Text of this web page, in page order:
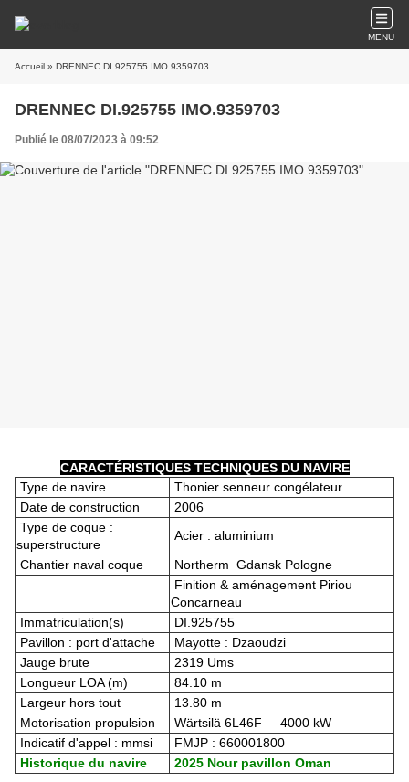
MENU
Accueil » DRENNEC DI.925755 IMO.9359703
DRENNEC DI.925755 IMO.9359703
Publié le 08/07/2023 à 09:52
CARACTÉRISTIQUES TECHNIQUES DU NAVIRE
Type de navire
Thonier senneur congélateur
Date de construction
2006
Type de coque :
superstructure
Acier : aluminium
Chantier naval coque
Northerm Gdansk Pologne
Finition & aménagement Piriou
Concarneau
Immatriculation(s)
DI.925755
Pavillon : port d'attache
Mayotte : Dzaoudzi
Jauge brute
2319 Ums
Longueur LOA (m)
84.10 m
Largeur hors tout
13.80 m
Motorisation propulsion
Wärtsilä 6L46F 4000 kW
Indicatif d'appel : mmsi
FMJP : 660001800
Historique du navire
2025 Nour pavillon Oman